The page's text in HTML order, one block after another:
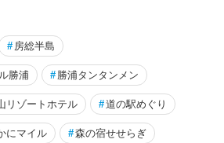
# 房総半島
勝浦 # 勝浦タンタンメン
リゾートホテル #道の駅めぐり
にマイル #森の宿せせらぎ